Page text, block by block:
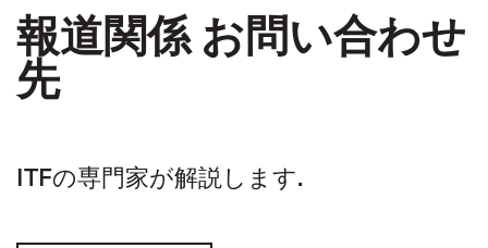
報道関係 お問い合わせ
先
ITFの専門家が解説します.